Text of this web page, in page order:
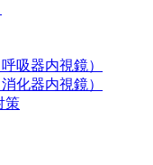
吸器内視鏡）
化器内視鏡）
策